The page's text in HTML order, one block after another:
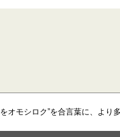
オモシロク”を合言葉に、よ